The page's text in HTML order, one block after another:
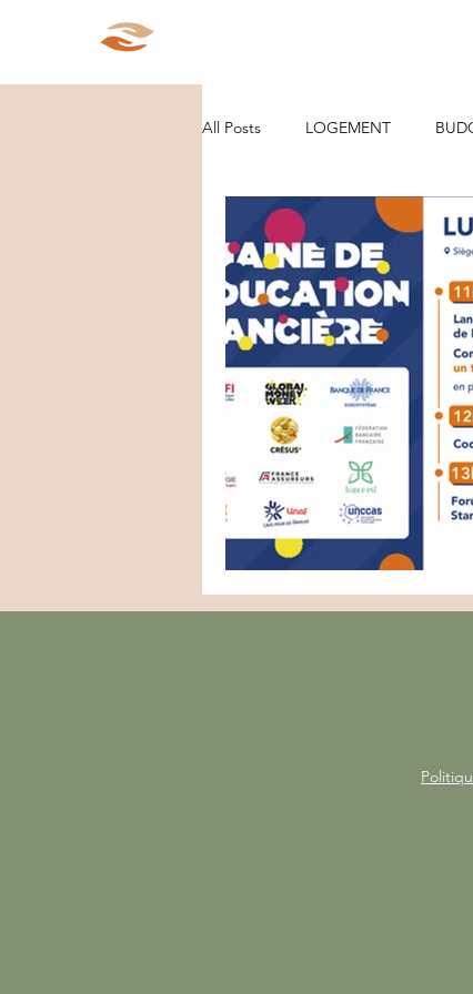
All Posts LOGEMENT
ORGANISATION/RANGEMENT
DEMARCHES
PARCOURS VIE